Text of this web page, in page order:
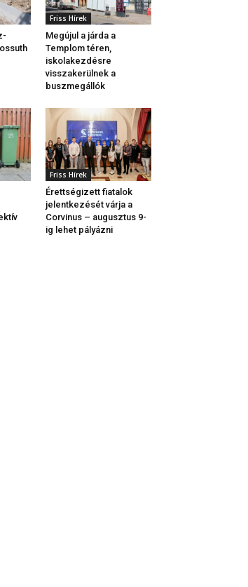
Friss Hírek
Megújul a járda a
Templom téren,
iskolakezdésre
visszakerülnek a
buszmegállók
Friss Hírek
Érettségizett fiatalok
jelentkezését várja a
Corvinus – augusztus 9-
ig lehet pályázni